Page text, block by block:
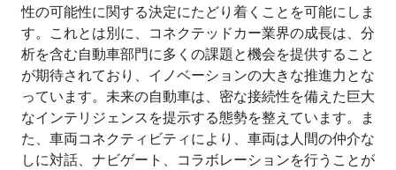
性の可能性に関する決定にたどり着くことを可能にしま
す。これとは別に、コネクテッドカー業界の成長は、分
析を含む自動車部門に多くの課題と機会を提供すること
が期待されており、イノベーションの大きな推進力とな
っています。未来の自動車は、密な接続性を備えた巨大
なインテリジェンスを提示する態勢を整えています。ま
た、車両コネクティビティにより、車両は人間の仲介な
しに対話、ナビゲート、コラボレーションを行うことが